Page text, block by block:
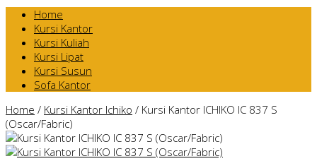
Home
Kursi Kantor
Kursi Kuliah
Kursi Lipat
Kursi Susun
Sofa Kantor
Home / Kursi Kantor Ichiko / Kursi Kantor ICHIKO IC 837 S
(Oscar/Fabric)